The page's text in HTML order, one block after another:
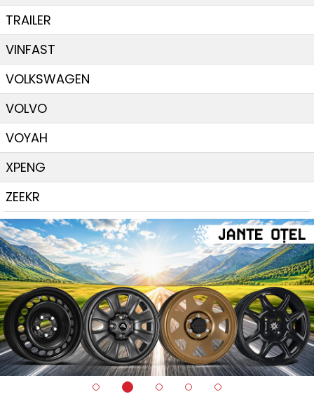
TRAILER
VINFAST
VOLKSWAGEN
VOLVO
VOYAH
XPENG
ZEEKR